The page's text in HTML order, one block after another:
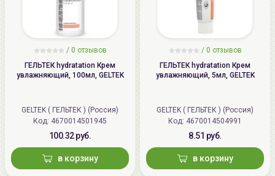
/ 0 отзывов
ГЕЛЬТЕК hydratation Крем
увлажняющий, 100мл, GELTEK
GELTEK ( ГЕЛЬТЕК ) (Россия)
Код: 4670014501945
100.32 руб.
в корзину
/ 0 отзывов
ГЕЛЬТЕК hydratation Крем
увлажняющий, 5мл, GELTEK
GELTEK ( ГЕЛЬТЕК ) (Россия)
Код: 4670014504991
8.51 руб.
в корзину